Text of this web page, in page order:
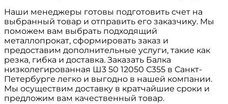
Наши менеджеры готовы подготовить счет на
выбранный товар и отправить его заказчику. Мы
поможем вам выбрать подходящий
металлопрокат, сформировать заказ и
предоставим дополнительные услуги, такие как
резка, гибка и доставка. Заказать Балка
низколегированная Ш3 50 12050 С355 в Санкт-
Петербурге легко и выгодно в нашей компании.
Мы осуществим доставку в кратчайшие сроки и
предложим вам качественный товар.